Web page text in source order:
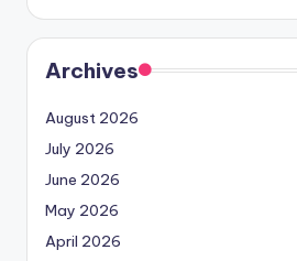
Archives
August 2026
July 2026
June 2026
May 2026
April 2026